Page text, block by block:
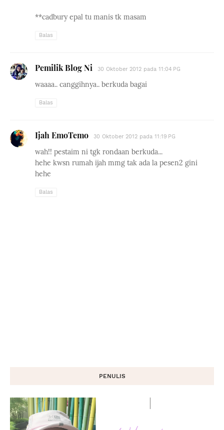
**cadbury epal tu manis tk masam
Balas
Pemilik Blog Ni 30 Oktober 2012 pada 11:04 PG
waaaa.. canggihnya.. berkuda bagai
Balas
Ijah EmoTemo 30 Oktober 2012 pada 11:19 PG
wah!! pestaim ni tgk rondaan berkuda...
hehe kwsn rumah ijah mmg tak ada la pesen2 gini
hehe
Balas
PENULIS